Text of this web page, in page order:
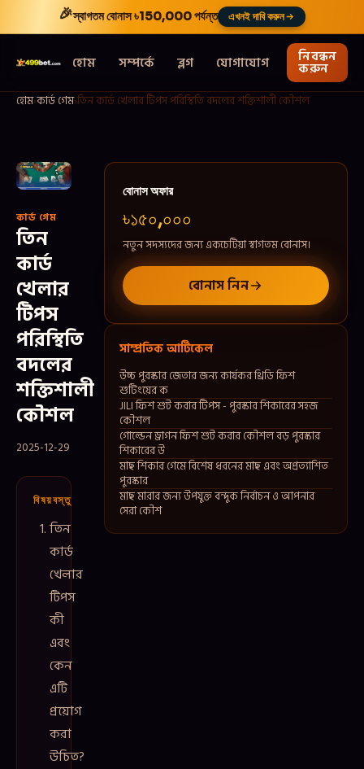
🎉স্বাগতম বোনাস৳150,000পর্যন্ত এখনই দাবি করুন
হোম সম্পর্কে ব্লগ যোগাযোগ নিবন্ধন
করুন
হোম›কার্ড গেম›তিন কার্ড খেলার টিপস পরিস্থিতি বদলের শক্তিশালী কৌশল
কার্ড গেম
তিন
কার্ড
খেলার
টিপস
পরিস্থিতি
বদলের
শক্তিশালী
কৌশল
2025-12-29
বিষয়বস্তু
তিন
কার্ড
খেলার
টিপস
কী
এবং
কেন
এটি
প্রয়োগ
করা
উচিত?
বোনাস অফার
৳১৫০,০০০
নতুন সদস্যদের জন্য একচেটিয়া স্বাগতম বোনাস।
বোনাস নিন
সাম্প্রতিক আর্টিকেল
উচ্চ পুরস্কার জেতার জন্য কার্যকর থ্রিডি ফিশ
শুটিংয়ের ক
JILI ফিশ শুট করার টিপস - পুরস্কার শিকারের সহজ
কৌশল
গোল্ডেন ড্রাগন ফিশ শুট করার কৌশল বড় পুরস্কার
শিকারের উ
মাছ শিকার গেমে বিশেষ ধরনের মাছ এবং অপ্রত্যাশিত
পুরস্কার
মাছ মারার জন্য উপযুক্ত বন্দুক নির্বাচন ও আপনার
সেরা কৌশ